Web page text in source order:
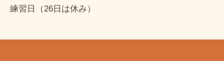
練習日（26日は休み）